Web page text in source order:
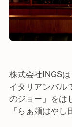
株式会社INGS
イタリアンバル
のジョー」をは
「らぁ麺はや